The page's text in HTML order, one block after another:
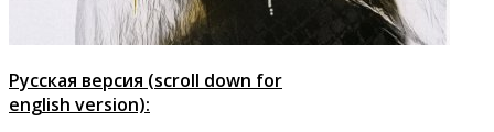
Русская версия (scroll down for
english version):